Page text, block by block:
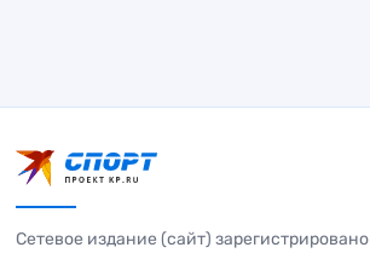
Сетевое издание (сайт) зарегистрировано